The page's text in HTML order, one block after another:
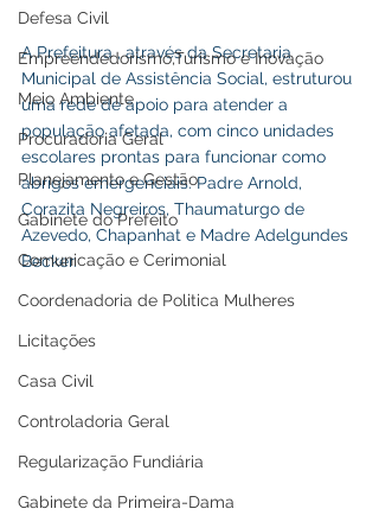
Defesa Civil
Empreendedorismo,Turismo e Inovação
Meio Ambiente
Procuradoria Geral
Planejamento e Gestão
Gabinete do Prefeito
Comunicação e Cerimonial
Coordenadoria de Politica Mulheres
Licitações
Casa Civil
Controladoria Geral
Regularização Fundiária
Gabinete da Primeira-Dama
A Prefeitura , através da Secretaria
Municipal de Assistência Social, estruturou
uma rede de apoio para atender a
população afetada, com cinco unidades
escolares prontas para funcionar como
abrigos emergenciais: Padre Arnold,
Corazita Negreiros, Thaumaturgo de
Azevedo, Chapanhat e Madre Adelgundes
Becker.